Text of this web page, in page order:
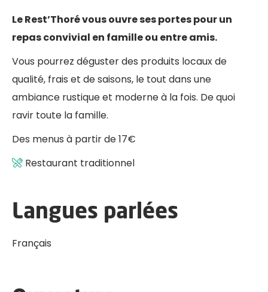
Le Rest’Thoré vous ouvre ses portes pour un
repas convivial en famille ou entre amis.
Vous pourrez déguster des produits locaux de
qualité, frais et de saisons, le tout dans une
ambiance rustique et moderne à la fois. De quoi
ravir toute la famille.
Des menus à partir de 17€
Restaurant traditionnel
Langues parlées
Français